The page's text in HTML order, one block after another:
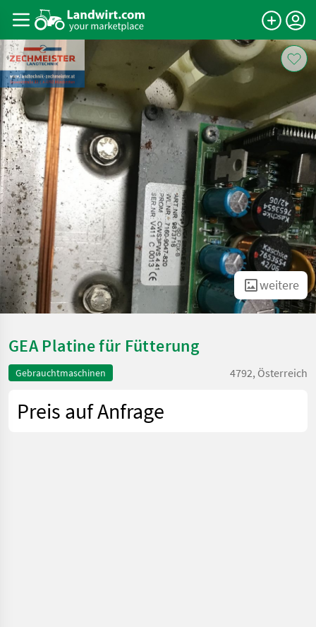
weitere
GEA Platine für Fütterung
Gebrauchtmaschinen 4792, Österreich
Preis auf Anfrage